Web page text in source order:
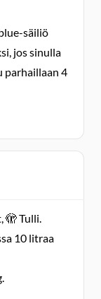
säiliö
jos sinulla
parhaillaan 4
🫣 Tulli.
10 litraa